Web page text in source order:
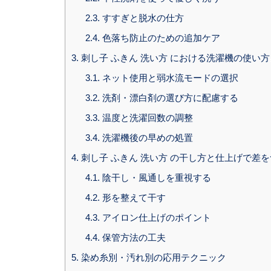
2.3. すすぎと脱水の仕方
2.4. 色落ち防止のための追加ケア
3. 刺し子 ふきん 洗い方 における洗濯機の使い
3.1. ネット使用と弱水流モードの選択
3.2. 洗剤・漂白剤の選び方に配慮する
3.3. 温度と洗濯回数の調整
3.4. 洗濯機後の早めの処置
4. 刺し子 ふきん 洗い方 の干し方と仕上げで差
4.1. 陰干し・風通しを重視する
4.2. 形を整えて干す
4.3. アイロン仕上げのポイント
4.4. 保管方法の工夫
5. 染め糸別・汚れ別の応用テクニック